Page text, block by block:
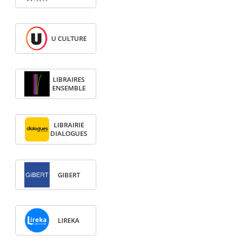
U CULTURE
LIBRAIRES
ENSEMBLE
LIBRAIRIE
DIALOGUES
GIBERT
LIREKA